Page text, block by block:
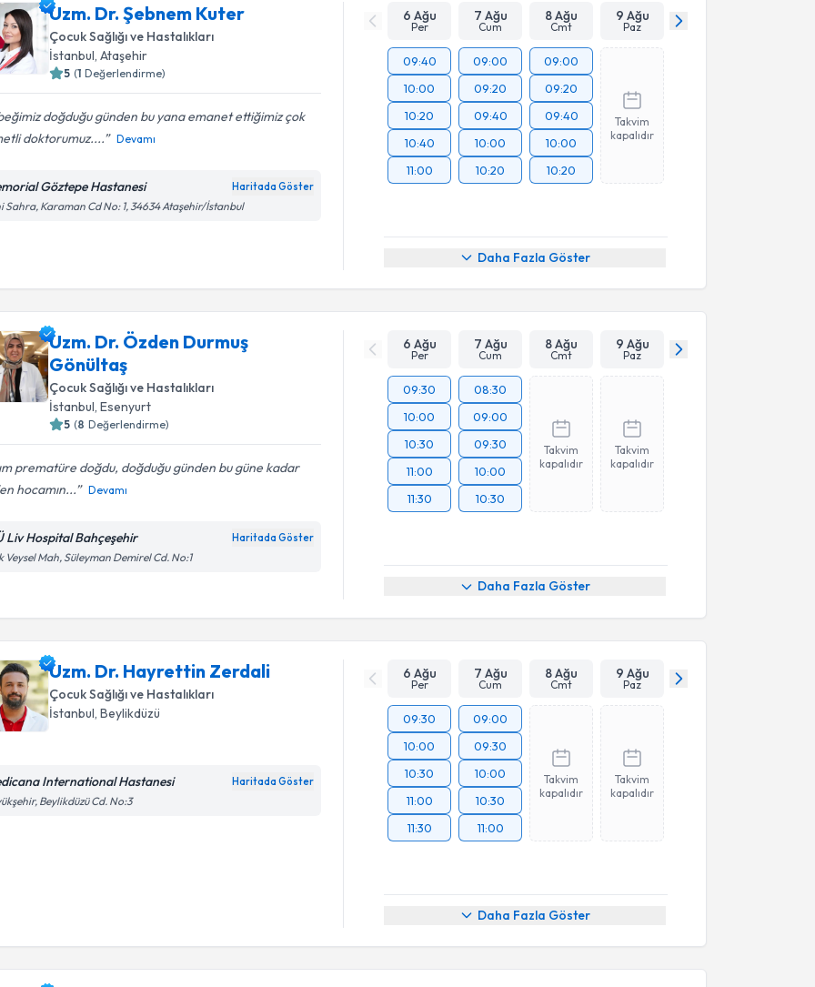
Uzm. Dr. Şebnem Kuter
Çocuk Sağlığı ve Hastalıkları
İstanbul , Ataşehir
5 (1 Değerlendirme)
doğduğu günden bu yana emanet ettiğimiz çok
doktorumuz....
Devamı
Göztepe Hastanesi Haritada Göster
Sahra, Karaman Cd No: 1, 34634 Ataşehir/İstanbul
6 Ağu
Per
7 Ağu
Cum
8 Ağu
Cmt
9 Ağu
Paz
09:40
10:00
10:20
10:40
11:00
09:00
09:20
09:40
10:00
10:20
09:00
09:20
09:40
10:00
10:20
Takvim
kapalıdır
Daha Fazla Göster
Uzm. Dr. Özden Durmuş
Gönültaş
Çocuk Sağlığı ve Hastalıkları
İstanbul, Esenyurt
5 (8 Değerlendirme)
prematüre doğdu, doğduğu günden bu güne kadar
hocamın...
Devamı
Liv Hospital Bahçeşehir Haritada Göster
Veysel Mah, Süleyman Demirel Cd. No:1
6 Ağu
Per
7 Ağu
Cum
8 Ağu
Cmt
9 Ağu
Paz
09:30
10:00
10:30
11:00
11:30
08:30
09:00
09:30
10:00
10:30
Takvim
kapalıdır
Takvim
kapalıdır
Daha Fazla Göster
Uzm. Dr. Hayrettin Zerdali
Çocuk Sağlığı ve Hastalıkları
İstanbul , Beylikdüzü
International Hastanesi Haritada Göster
Beylikdüzü Cd. No:3
6 Ağu
Per
7 Ağu
Cum
8 Ağu
Cmt
9 Ağu
Paz
09:30
10:00
10:30
11:00
11:30
09:00
09:30
10:00
10:30
11:00
Takvim
kapalıdır
Takvim
kapalıdır
Daha Fazla Göster
Randevu Takvimi Talebi